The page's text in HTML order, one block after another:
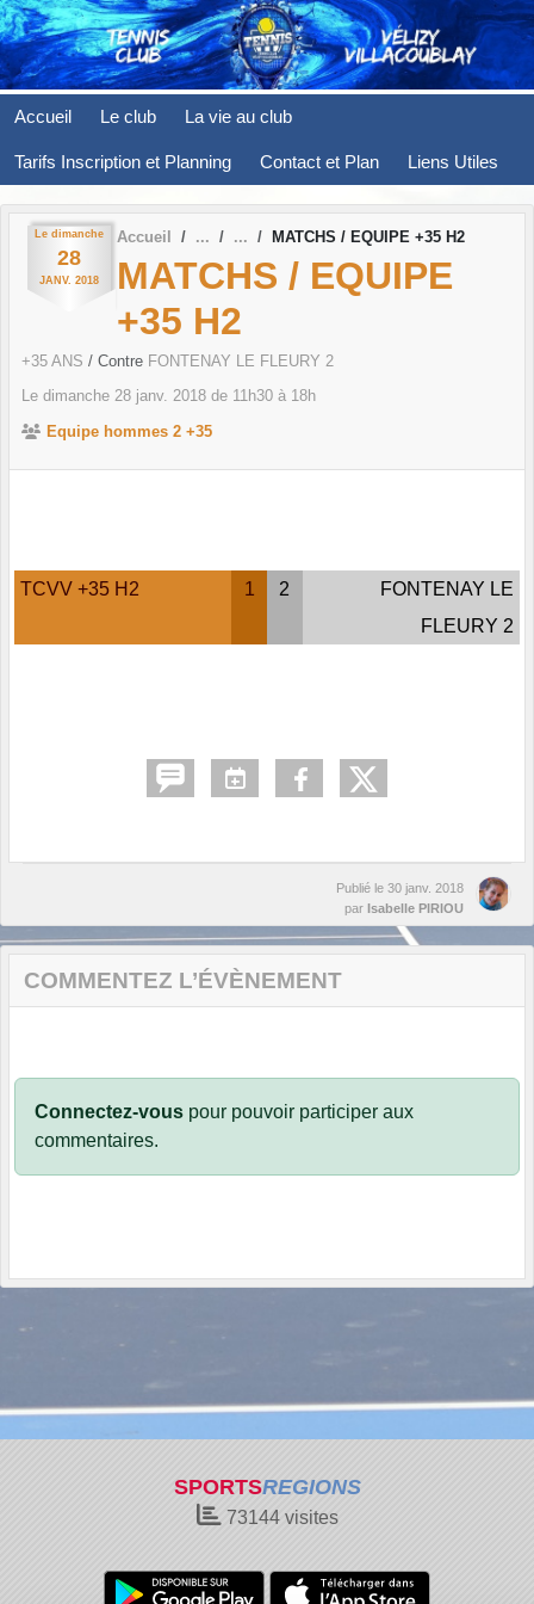
Accueil Le club La vie au club
Tarifs Inscription et Planning Contact et Plan Liens Utiles
Le dimanche
28
JANV. 2018
Accueil MATCHS / EQUIPE +35 H2
MATCHS / EQUIPE
+35 H2
+35 ANS / Contre FONTENAY LE FLEURY 2
Le dimanche 28 janv. 2018 de 11h30 à 18h
Equipe hommes 2 +35
TCVV +35 H2 1 2
FONTENAY LE
FLEURY 2
Publié le 30 janv. 2018
par Isabelle PIRIOU
COMMENTEZ L’ÉVÈNEMENT
Connectez-vous pour pouvoir participer aux
commentaires.
SPORTSREGIONS
73144visites
Panneau de gestion des cookies